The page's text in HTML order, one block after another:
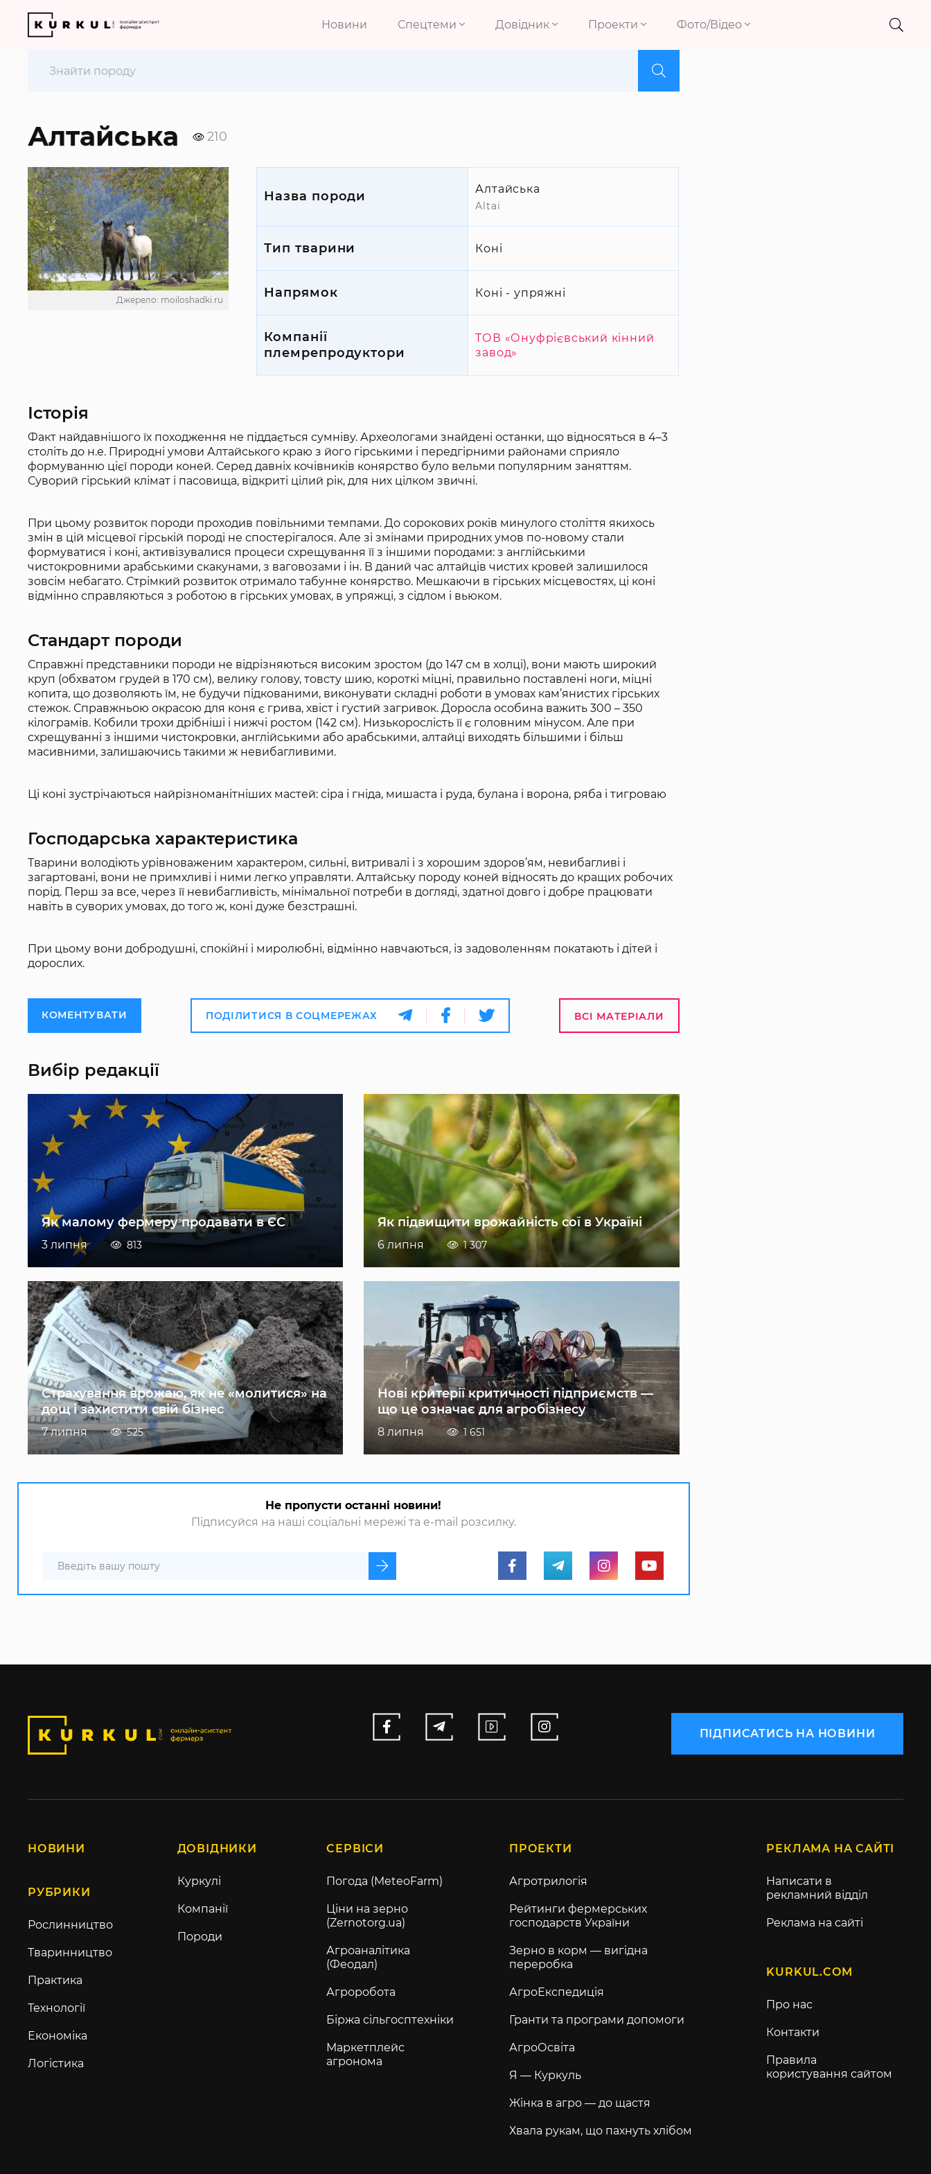
Новини Спецтеми Довідник Проекти Фото/Відео
Алтайська 210
Джерело: moiloshadki.ru
Назва породи Алтайська
Altai
Тип тварини Коні
Напрямок Коні - упряжні
Компанії
племрепродуктори
ТОВ «Онуфрієвський кінний
завод»
Історія
Факт найдавнішого їх походження не піддається сумніву. Археологами знайдені останки, що відносяться в 4–3
століть до н.е. Природні умови Алтайського краю з його гірськими і передгірними районами сприяло
формуванню цієї породи коней. Серед давніх кочівників конярство було вельми популярним заняттям.
Суворий гірський клімат і пасовища, відкриті цілий рік, для них цілком звичні.
При цьому розвиток породи проходив повільними темпами. До сорокових років минулого століття якихось
змін в цій місцевої гірській породі не спостерігалося. Але зі змінами природних умов по-новому стали
формуватися і коні, активізувалися процеси схрещування її з іншими породами: з англійськими
чистокровними арабськими скакунами, з ваговозами і ін. В даний час алтайців чистих кровей залишилося
зовсім небагато. Стрімкий розвиток отримало табунне конярство. Мешкаючи в гірських місцевостях, ці коні
відмінно справляються з роботою в гірських умовах, в упряжці, з сідлом і вьюком.
Стандарт породи
Справжні представники породи не відрізняються високим зростом (до 147 см в холці), вони мають широкий
круп (обхватом грудей в 170 см), велику голову, товсту шию, короткі міцні, правильно поставлені ноги, міцні
копита, що дозволяють їм, не будучи підкованими, виконувати складні роботи в умовах кам’янистих гірських
стежок. Справжньою окрасою для коня є грива, хвіст і густий загривок. Доросла особина важить 300 – 350
кілограмів. Кобили трохи дрібніші і нижчі ростом (142 см). Низькорослість її є головним мінусом. Але при
схрещуванні з іншими чистокровки, англійськими або арабськими, алтайці виходять більшими і більш
масивними, залишаючись такими ж невибагливими.
Ці коні зустрічаються найрізноманітніших мастей: сіра і гніда, мишаста і руда, булана і ворона, ряба і тигроваю
Господарська характеристика
Тварини володіють урівноваженим характером, сильні, витривалі і з хорошим здоров’ям, невибагливі і
загартовані, вони не примхливі і ними легко управляти. Алтайську породу коней відносять до кращих робочих
порід. Перш за все, через її невибагливість, мінімальної потреби в догляді, здатної довго і добре працювати
навіть в суворих умовах, до того ж, коні дуже безстрашні.
При цьому вони добродушні, спокійні і миролюбні, відмінно навчаються, із задоволенням покатають і дітей і
дорослих.
КОМЕНТУВАТИ ПОДІЛИТИСЯ В СОЦМЕРЕЖАХ ВСІ МАТЕРІАЛИ
Вибір редакції
Як малому фермеру продавати в ЄС
3 липня 813
Як підвищити врожайність сої в Україні
6 липня 1 307
Страхування врожаю, як не «молитися» на
дощ і захистити свій бізнес
7 липня 525
Нові критерії критичності підприємств —
що це означає для агробізнесу
8 липня 1 651
Не пропусти останні новини!
Підписуйся на наші соціальні мережі та e-mail розсилку.
ПІДПИСАТИСЬ НА НОВИНИ
НОВИНИ
РУБРИКИ
Рослинництво
Тваринництво
Практика
Технології
Економіка
Логістика
ДОВІДНИКИ
Куркулі
Компанії
Породи
СЕРВІСИ
Погода (MeteoFarm)
Ціни на зерно
(Zernotorg.ua)
Агроаналітика
(Феодал)
Агроробота
Біржа сільгосптехніки
Маркетплейс
агронома
ПРОЕКТИ
Агротрилогія
Рейтинги фермерських
господарств України
Зерно в корм — вигідна
переробка
АгроЕкспедиція
Гранти та програми допомоги
АгроОсвіта
Я — Куркуль
Жінка в агро — до щастя
Хвала рукам, що пахнуть хлібом
РЕКЛАМА НА САЙТІ
Написати в
рекламний відділ
Реклама на сайті
KURKUL.COM
Про нас
Контакти
Правила
користування сайтом